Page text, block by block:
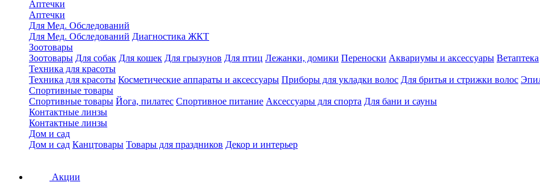
Аптечки
Аптечки
Для Мед. Обследований
Для Мед. Обследований Диагностика ЖКТ
Зоотовары
Зоотовары Для собак Для кошек Для грызунов Для птиц Лежанки, домики Переноски Аквариумы и аксессуары Ветаптека
Техника для красоты
Техника для красоты Косметические аппараты и аксессуары Приборы для укладки волос Для бритья и стрижки волос
Спортивные товары
Спортивные товары Йога, пилатес Спортивное питание Аксессуары для спорта Для бани и сауны
Контактные линзы
Контактные линзы
Дом и сад
Дом и сад Канцтовары Товары для праздников Декор и интерьер
Акции